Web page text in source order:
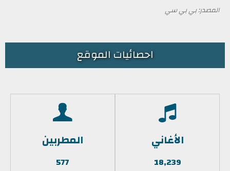
المصدر: بي بي سي
احصائيات الموقع
الأغاني
18,239
المطربين
577